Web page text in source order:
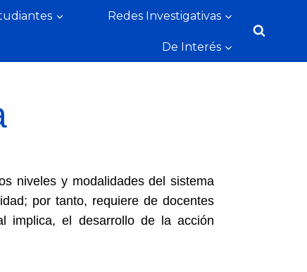
Redes Investigativas
De Interés
niveles y modalidades del sistema
por tanto, requiere de docentes
implica, el desarrollo de la acción